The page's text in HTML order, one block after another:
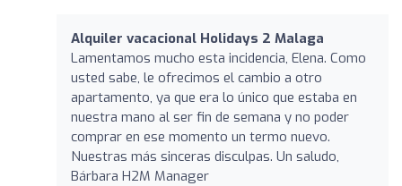
Alquiler vacacional Holidays 2 Malaga
Lamentamos mucho esta incidencia, Elena. Como
usted sabe, le ofrecimos el cambio a otro
apartamento, ya que era lo único que estaba en
nuestra mano al ser fin de semana y no poder
comprar en ese momento un termo nuevo.
Nuestras más sinceras disculpas. Un saludo,
Bárbara H2M Manager